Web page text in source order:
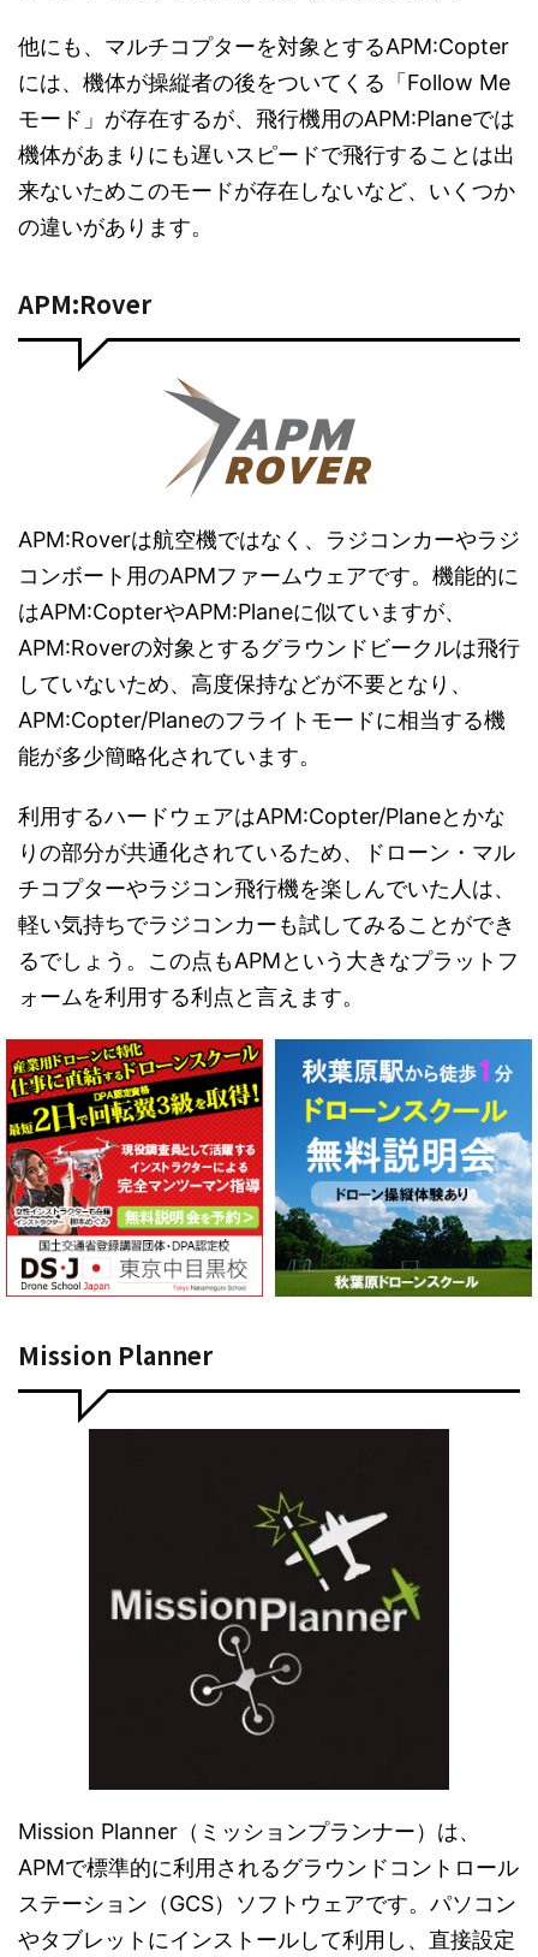
他にも、マルチコプターを対象とするAPM:Copter
には、機体が操縦者の後をついてくる「Follow Me
モード」が存在するが、飛行機用のAPM:Planeでは
機体があまりにも遅いスピードで飛行することは出
来ないためこのモードが存在しないなど、いくつか
の違いがあります。
APM:Rover
APM:Roverは航空機ではなく、ラジコンカーやラジ
コンボート用のAPMファームウェアです。機能的に
はAPM:CopterやAPM:Planeに似ていますが、
APM:Roverの対象とするグラウンドビークルは飛行
していないため、高度保持などが不要となり、
APM:Copter/Planeのフライトモードに相当する機
能が多少簡略化されています。
利用するハードウェアはAPM:Copter/Planeとかな
りの部分が共通化されているため、ドローン・マル
チコプターやラジコン飛行機を楽しんでいた人は、
軽い気持ちでラジコンカーも試してみることができ
るでしょう。この点もAPMという大きなプラットフ
ォームを利用する利点と言えます。
Mission Planner
Mission Planner（ミッションプランナー）は、
APMで標準的に利用されるグラウンドコントロール
ステーション（GCS）ソフトウェアです。パソコン
やタブレットにインストールして利用し、直接設定